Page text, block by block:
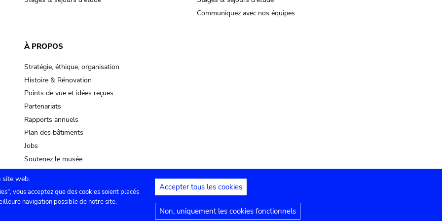
Communiquez avec nos équipes
À PROPOS
Stratégie, éthique, organisation
Histoire & Rénovation
Points de vue et idées reçues
Partenariats
Rapports annuels
Plan des bâtiments
Jobs
Soutenez le musée
Contact Paramètres de confidentialité Mentions juridiques Déclaration d'accessibilité
site web.
vous acceptez que des cookies soient placés
navigation possible de notre site.
Accepter tous les cookies
Non, uniquement les cookies fonctionnels